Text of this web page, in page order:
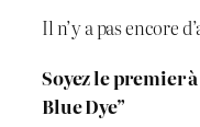
d
R
o
Il n’y a pas encore
Soyez le premier
Blue Dye”